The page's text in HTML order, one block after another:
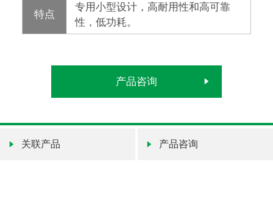
特点
专用小型设计，高耐用性和高可靠
性，低功耗。
产品咨询
关联产品 产品咨询